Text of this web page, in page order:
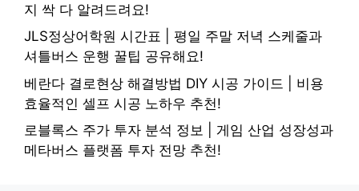
지 싹 다 알려드려요!
JLS정상어학원 시간표 | 평일 주말 저녁 스케줄과
셔틀버스 운행 꿀팁 공유해요!
베란다 결로현상 해결방법 DIY 시공 가이드 | 비용
효율적인 셀프 시공 노하우 추천!
로블록스 주가 투자 분석 정보 | 게임 산업 성장성과
메타버스 플랫폼 투자 전망 추천!